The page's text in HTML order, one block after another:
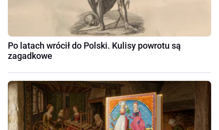
Po latach wrócił do Polski. Kulisy powrotu są
zagadkowe